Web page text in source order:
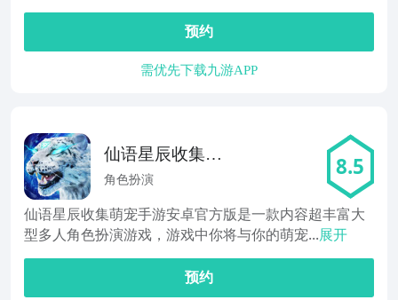
预约
需优先下载九游APP
仙语星辰收集萌
宠
角色扮演 8.5
仙语星辰收集萌宠手游安卓官方版是一款内容超丰富大
型多人角色扮演游戏，游戏中你将与你的萌宠...展开
预约